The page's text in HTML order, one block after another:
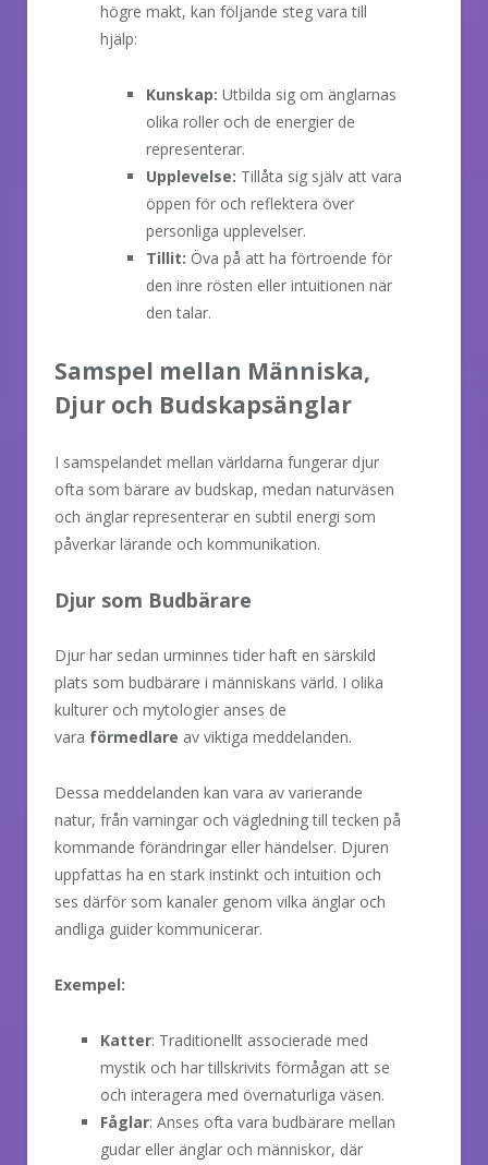
högre makt, kan följande steg vara till
hjälp:
Kunskap: Utbilda sig om änglarnas
olika roller och de energier de
representerar.
Upplevelse: Tillåta sig själv att vara
öppen för och reflektera över
personliga upplevelser.
Tillit: Öva på att ha förtroende för
den inre rösten eller intuitionen när
den talar.
Samspel mellan Människa,
Djur och Budskapsänglar
I samspelandet mellan världarna fungerar djur
ofta som bärare av budskap, medan naturväsen
och änglar representerar en subtil energi som
påverkar lärande och kommunikation.
Djur som Budbärare
Djur har sedan urminnes tider haft en särskild
plats som budbärare i människans värld. I olika
kulturer och mytologier anses de
vara förmedlare av viktiga meddelanden.
Dessa meddelanden kan vara av varierande
natur, från varningar och vägledning till tecken på
kommande förändringar eller händelser. Djuren
uppfattas ha en stark instinkt och intuition och
ses därför som kanaler genom vilka änglar och
andliga guider kommunicerar.
Exempel:
Katter: Traditionellt associerade med
mystik och har tillskrivits förmågan att se
och interagera med övernaturliga väsen.
Fåglar: Anses ofta vara budbärare mellan
gudar eller änglar och människor, där